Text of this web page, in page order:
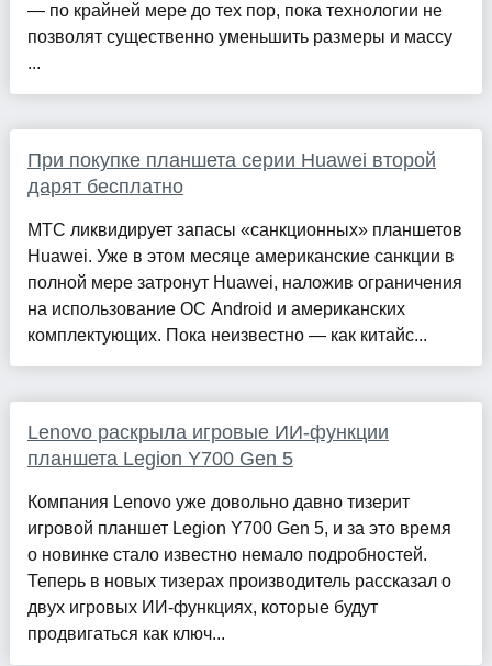
— по крайней мере до тех пор, пока технологии не
позволят существенно уменьшить размеры и массу
...
При покупке планшета серии Huawei второй
дарят бесплатно
МТС ликвидирует запасы «санкционных» планшетов
Huawei. Уже в этом месяце американские санкции в
полной мере затронут Huawei, наложив ограничения
на использование ОС Android и американских
комплектующих. Пока неизвестно — как китайс...
Lenovo раскрыла игровые ИИ-функции
планшета Legion Y700 Gen 5
Компания Lenovo уже довольно давно тизерит
игровой планшет Legion Y700 Gen 5, и за это время
о новинке стало известно немало подробностей.
Теперь в новых тизерах производитель рассказал о
двух игровых ИИ-функциях, которые будут
продвигаться как ключ...